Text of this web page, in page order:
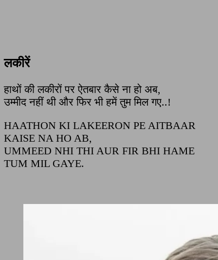
लकीरें
हाथों की लकीरों पर ऐतबार कैसे ना हो अब,
उम्मीद नहीं थी और फिर भी हमें तुम मिल गए..!
HAATHON KI LAKEERON PE AITBAAR
KAISE NA HO AB,
UMMEED NHI THI AUR FIR BHI HAME
TUM MIL GAYE.